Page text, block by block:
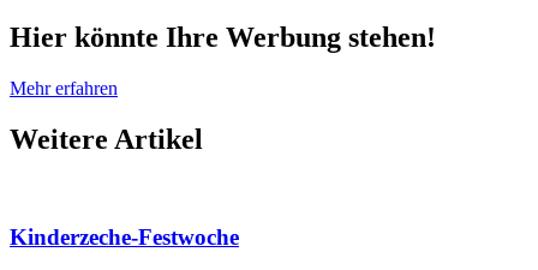
Hier könnte Ihre Werbung stehen!
Mehr erfahren
Weitere Artikel
Kinderzeche-Festwoche